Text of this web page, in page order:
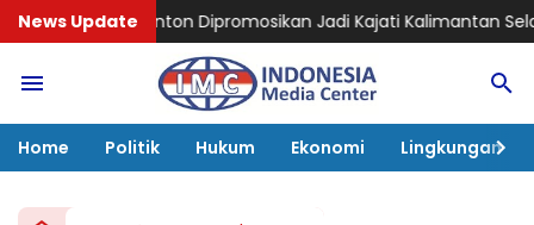
News Update
Dipromosikan Jadi Kajati Kalimantan Selatan, Bawa
Home Politik Hukum Ekonomi Lingkungan